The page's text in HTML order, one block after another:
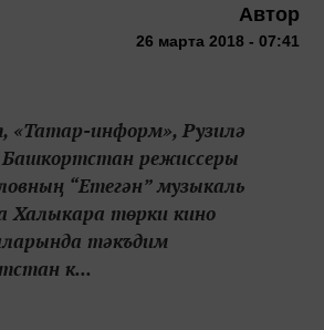
Автор
26 марта 2018 - 07:41
«Татар-информ», Рузилә
режиссеры
“Етегән” музыкаль
Халыкара төрки кино
тәкъдим
к...